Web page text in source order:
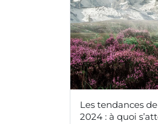
Les tendances
2024 : à quoi